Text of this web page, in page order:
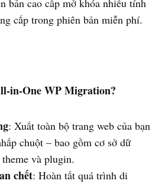
bản cao cấp mở khóa nhiều tính
cấp trong phiên bản miễn phí.
in-One WP Migration?
: Xuất toàn bộ trang web của bạn
chuột – bao gồm cơ sở dữ
và plugin.
chết: Hoàn tất quá trình di